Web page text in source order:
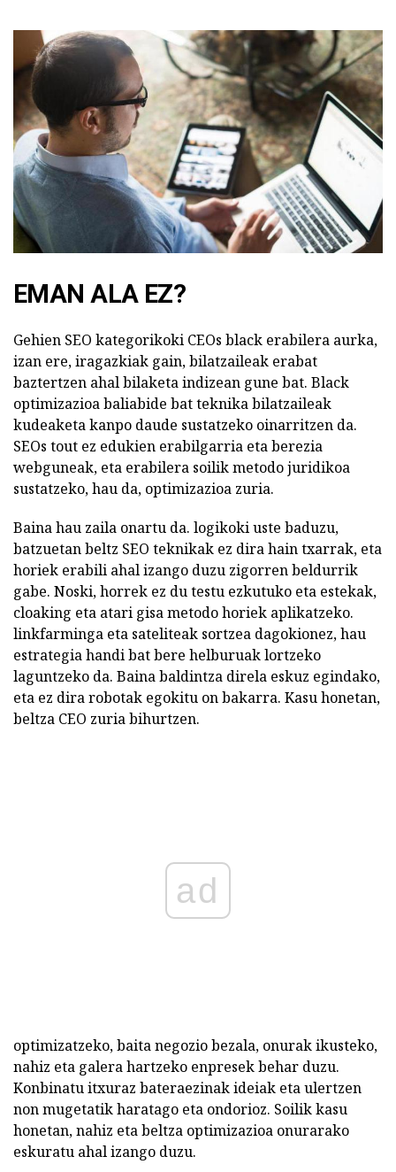
EMAN ALA EZ?
Gehien SEO kategorikoki CEOs black erabilera aurka,
izan ere, iragazkiak gain, bilatzaileak erabat
baztertzen ahal bilaketa indizean gune bat. Black
optimizazioa baliabide bat teknika bilatzaileak
kudeaketa kanpo daude sustatzeko oinarritzen da.
SEOs tout ez edukien erabilgarria eta berezia
webguneak, eta erabilera soilik metodo juridikoa
sustatzeko, hau da, optimizazioa zuria.
Baina hau zaila onartu da. logikoki uste baduzu,
batzuetan beltz SEO teknikak ez dira hain txarrak, eta
horiek erabili ahal izango duzu zigorren beldurrik
gabe. Noski, horrek ez du testu ezkutuko eta estekak,
cloaking eta atari gisa metodo horiek aplikatzeko.
linkfarminga eta sateliteak sortzea dagokionez, hau
estrategia handi bat bere helburuak lortzeko
laguntzeko da. Baina baldintza direla eskuz egindako,
eta ez dira robotak egokitu on bakarra. Kasu honetan,
beltza CEO zuria bihurtzen.
ad
optimizatzeko, baita negozio bezala, onurak ikusteko,
nahiz eta galera hartzeko enpresek behar duzu.
Konbinatu itxuraz bateraezinak ideiak eta ulertzen
non mugetatik haratago eta ondorioz. Soilik kasu
honetan, nahiz eta beltza optimizazioa onurarako
eskuratu ahal izango duzu.